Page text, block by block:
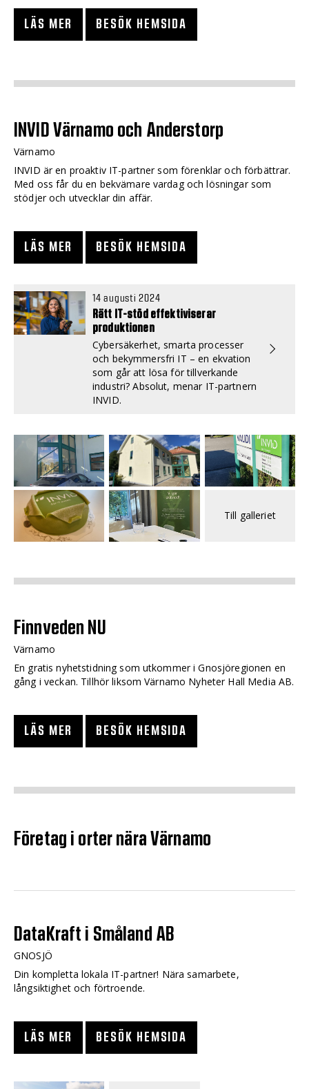
LÄS MER BESÖK HEMSIDA
INVID Värnamo och Anderstorp
Värnamo
INVID är en proaktiv IT-partner som förenklar och förbättrar.
Med oss får du en bekvämare vardag och lösningar som
stödjer och utvecklar din affär.
LÄS MER BESÖK HEMSIDA
14 augusti 2024
Rätt IT-stöd effektiviserar
produktionen
Cybersäkerhet, smarta processer
och bekymmersfri IT – en ekvation
som går att lösa för tillverkande
industri? Absolut, menar IT-partnern
INVID.
Till galleriet
Finnveden NU
Värnamo
En gratis nyhetstidning som utkommer i Gnosjöregionen en
gång i veckan. Tillhör liksom Värnamo Nyheter Hall Media AB.
LÄS MER BESÖK HEMSIDA
Företag i orter nära Värnamo
DataKraft i Småland AB
GNOSJÖ
Din kompletta lokala IT-partner! Nära samarbete,
långsiktighet och förtroende.
LÄS MER BESÖK HEMSIDA